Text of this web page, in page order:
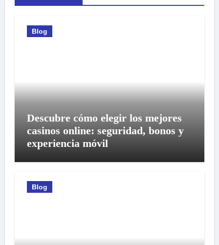
Blog
Descubre cómo elegir los mejores
casinos online: seguridad, bonos y
experiencia móvil
Blog